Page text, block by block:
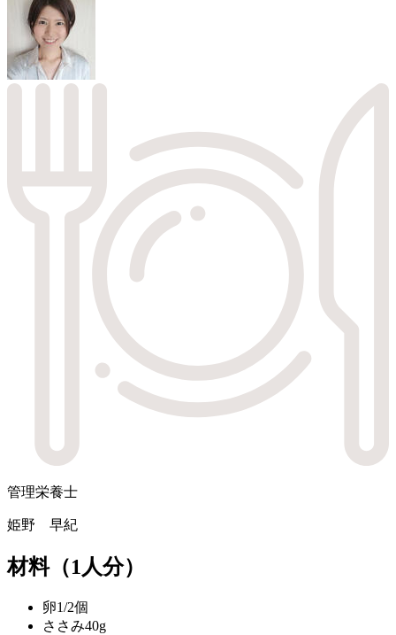
管理栄養士
姫野 早紀
材料（1人分）
卵1/2個
ささみ40g